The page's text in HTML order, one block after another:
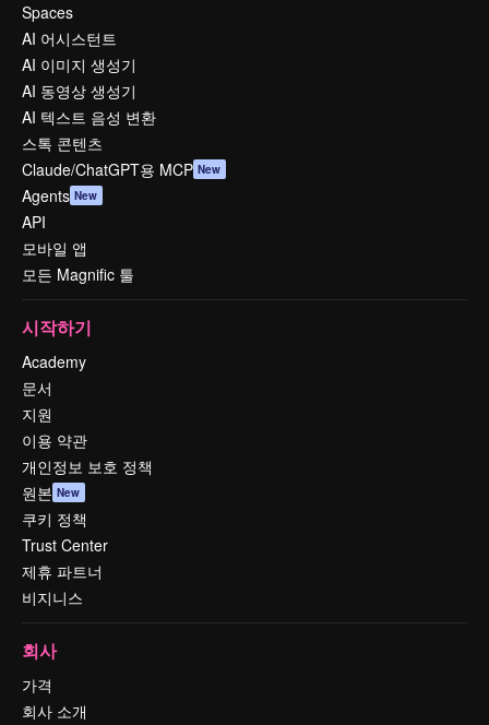
Spaces
AI 어시스턴트
AI 이미지 생성기
AI 동영상 생성기
AI 텍스트 음성 변환
스톡 콘텐츠
Claude/ChatGPT용 MCP New
Agents New
API
모바일 앱
모든 Magnific 툴
시작하기
Academy
문서
지원
이용 약관
개인정보 보호 정책
원본 New
쿠키 정책
Trust Center
제휴 파트너
비지니스
회사
가격
회사 소개